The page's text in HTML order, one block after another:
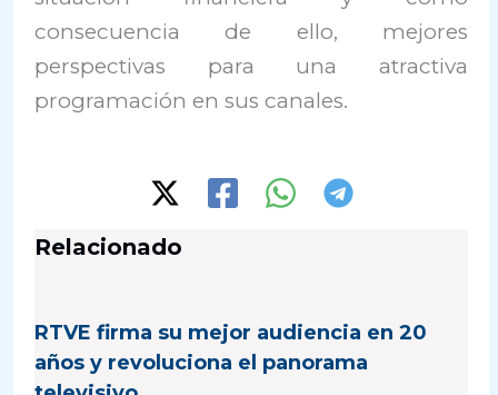
consecuencia de ello, mejores
perspectivas para una atractiva
programación en sus canales.
Relacionado
RTVE firma su mejor audiencia en 20
años y revoluciona el panorama